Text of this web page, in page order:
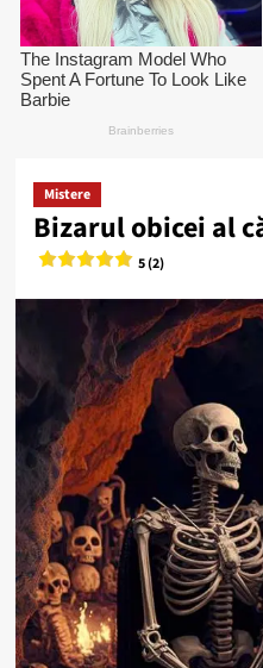
Mistere
Bizarul obicei al
5 (2)